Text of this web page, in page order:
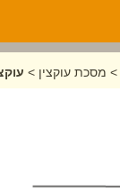
> מסכת עוקצין >